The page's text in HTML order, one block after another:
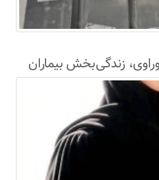
زندگی‌بخش بیماران